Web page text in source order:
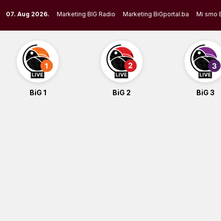
to
content
07. Aug 2026. Marketing BIG Radio Marketing BiGportal.ba Mi smo
BiG 1 BiG 2 BiG 3